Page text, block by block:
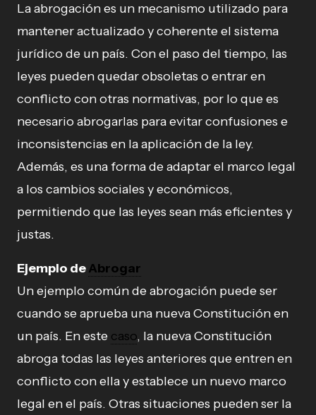
La abrogación es un mecanismo utilizado para
mantener actualizado y coherente el sistema
jurídico de un país. Con el paso del tiempo, las
leyes pueden quedar obsoletas o entrar en
conflicto con otras normativas, por lo que es
necesario abrogarlas para evitar confusiones e
inconsistencias en la aplicación de la ley.
Además, es una forma de adaptar el marco legal
a los cambios sociales y económicos,
permitiendo que las leyes sean más eficientes y
justas.
Ejemplo deAbrogar
Un ejemplo común de abrogación puede ser
cuando se aprueba una nueva Constitución en
un país. En este caso, la nueva Constitución
abroga todas las leyes anteriores que entren en
conflicto con ella y establece un nuevo marco
legal en el país. Otras situaciones pueden ser la